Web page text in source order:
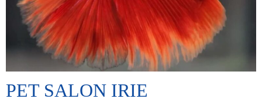
PET SALON IRIE